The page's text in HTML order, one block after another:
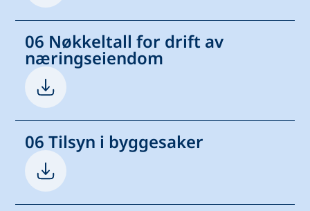
06 Nøkkeltall for drift av
næringseiendom
06 Tilsyn i byggesaker